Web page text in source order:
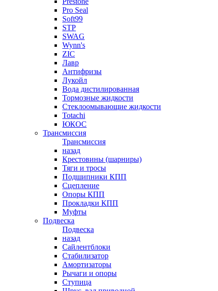
Pro Seal
Soft99
STP
SWAG
Wynn's
ZIC
Лавр
Антифризы
Лукойл
Вода дистилированная
Тормозные жидкости
Стеклоомывающие жидкости
Totachi
ЮКОС
Трансмиссия
Трансмиссия
назад
Крестовины (шарниры)
Тяги и тросы
Подшипники КПП
Сцепление
Опоры КПП
Прокладки КПП
Муфты
Подвеска
Подвеска
назад
Сайлентблоки
Стабилизатор
Амортизаторы
Рычаги и опоры
Ступица